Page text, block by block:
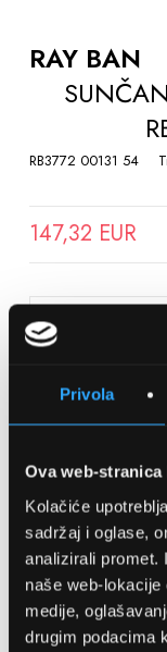
Privola
Ova web-
Kolačiće
sadržaj i oglase,
analizirali promet.
naše web-
medije,
drugim podacima
THE
BEGINNING
GALLERY
RAY BAN
RB3772 00131 54
147,32 EUR
Detalji